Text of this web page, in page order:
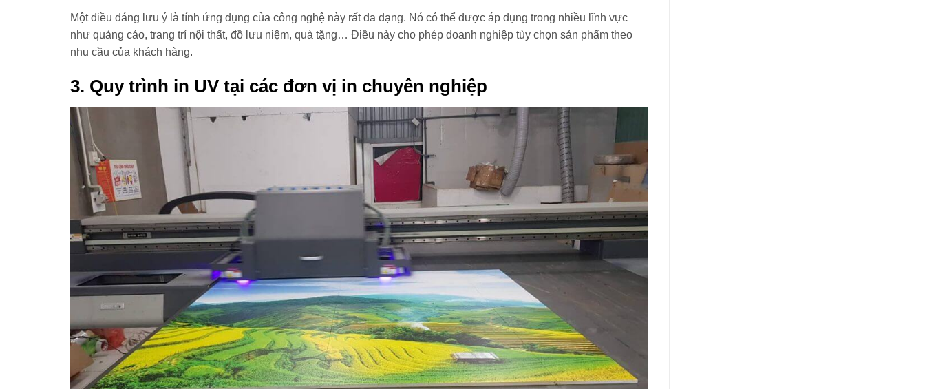
Một điều đáng lưu ý là tính ứng dụng của công nghệ này rất đa dạng. Nó có thể được áp dụng trong nhiều lĩnh vực
như quảng cáo, trang trí nội thất, đồ lưu niệm, quà tặng… Điều này cho phép doanh nghiệp tùy chọn sản phẩm theo
nhu cầu của khách hàng.
3. Quy trình in UV tại các đơn vị in chuyên nghiệp